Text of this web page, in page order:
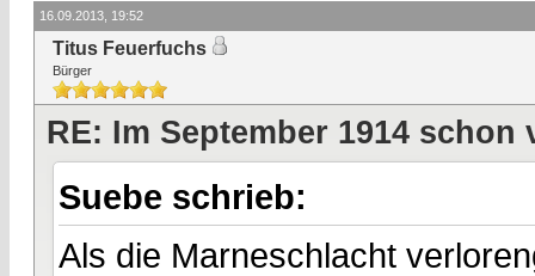
16.09.2013, 19:52
Titus Feuerfuchs
Bürger
RE: Im September 1914 schon
Suebe schrieb:
Als die Marneschlacht